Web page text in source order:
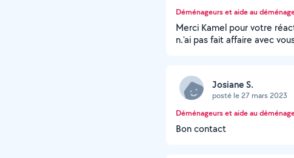
Déménageurs et aide au
Merci Kamel pour votre
n.'ai pas fait affaire avec
Josiane S.
posté le 27 mars 2023
Déménageurs et aide au
Bon contact